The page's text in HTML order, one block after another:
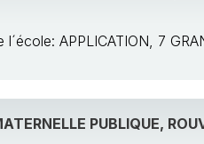
l´école: APPLICATION, 7
PUBLIQUE,